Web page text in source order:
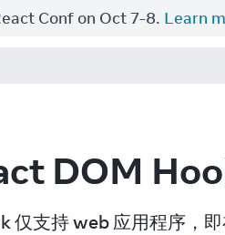
Conf on Oct 7-8. Learn
DOM
仅支持 web 应用程序，